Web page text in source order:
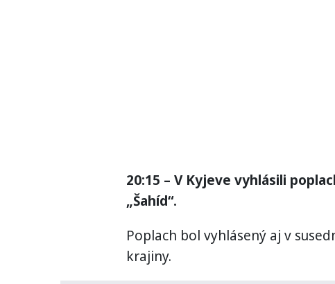
20:15 – V Kyjeve vyhlásili
„Šahíd“.
Poplach bol vyhlásený aj v
krajiny.